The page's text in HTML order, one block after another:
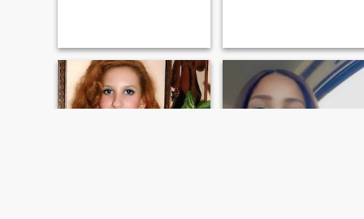
otherwise don't do it.